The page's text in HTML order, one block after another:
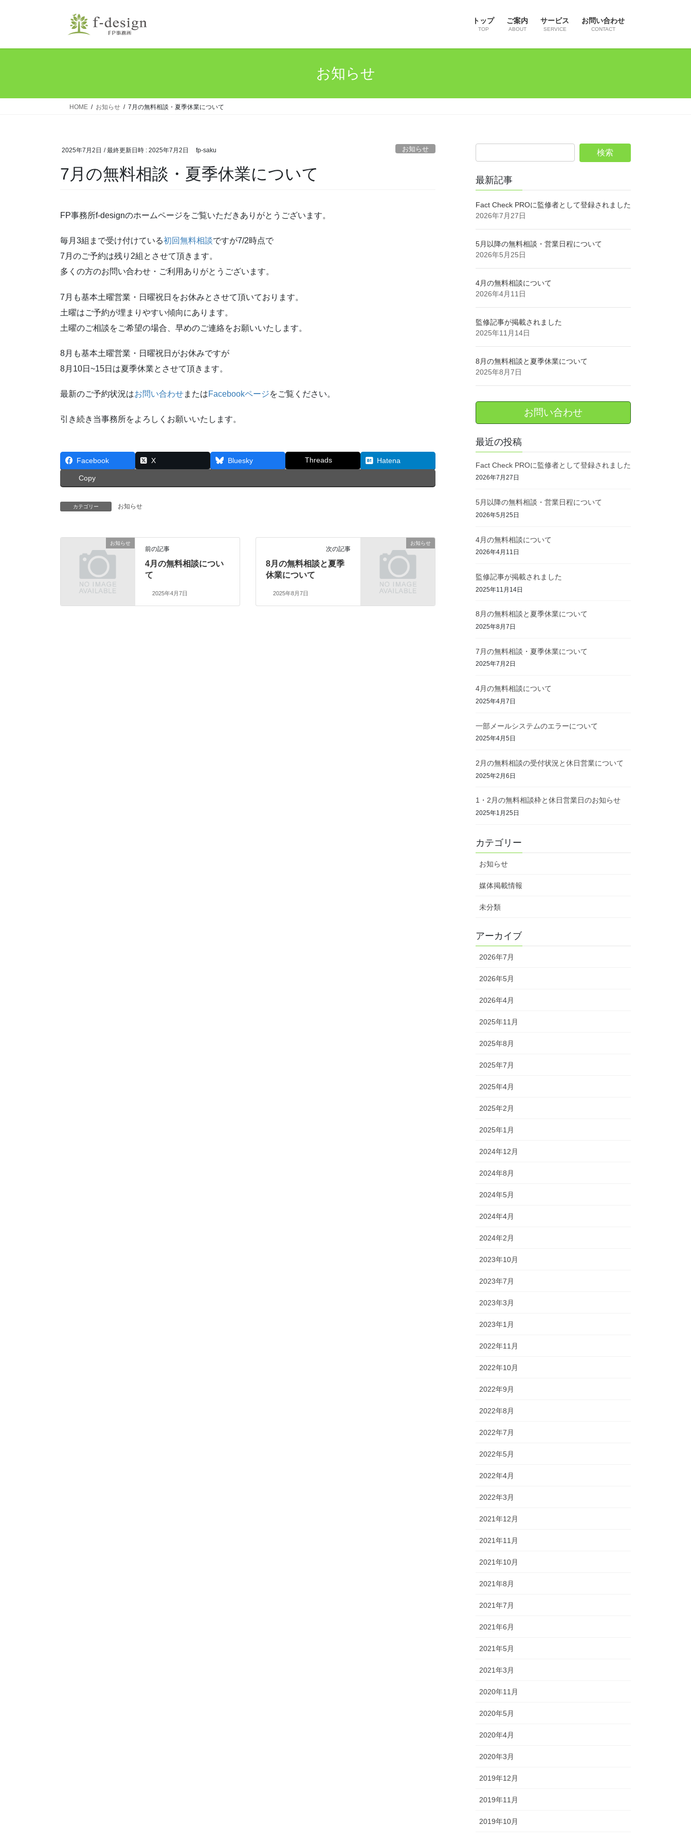
トップ
TOP
ご案内
ABOUT
サービス
SERVICE
お問い合わせ
CONTACT
お知らせ
HOME お知らせ 7月の無料相談・夏季休業について
2025年7月2日 / 最終更新日時 : 2025年7月2日 fp-saku お知らせ
7月の無料相談・夏季休業について
FP事務所f-designのホームページをご覧いただきありがとうございます。
毎月3組まで受け付けている初回無料相談ですが7/2時点で
7月のご予約は残り2組とさせて頂きます。
多くの方のお問い合わせ・ご利用ありがとうございます。
7月も基本土曜営業・日曜祝日をお休みとさせて頂いております。
土曜はご予約が埋まりやすい傾向にあります。
土曜のご相談をご希望の場合、早めのご連絡をお願いいたします。
8月も基本土曜営業・日曜祝日がお休みですが
8月10日~15日は夏季休業とさせて頂きます。
最新のご予約状況はお問い合わせまたはFacebookページをご覧ください。
引き続き当事務所をよろしくお願いいたします。
Facebook X Bluesky Threads Hatena
Copy
カテゴリー お知らせ
お知らせ
前の記事
4月の無料相談につい
て
2025年4月7日
お知らせ
次の記事
8月の無料相談と夏季
休業について
2025年8月7日
最新記事
Fact Check PROに監修者として登録されました
2026年7月27日
5月以降の無料相談・営業日程について
2026年5月25日
4月の無料相談について
2026年4月11日
監修記事が掲載されました
2025年11月14日
8月の無料相談と夏季休業について
2025年8月7日
お問い合わせ
最近の投稿
Fact Check PROに監修者として登録されました
2026年7月27日
5月以降の無料相談・営業日程について
2026年5月25日
4月の無料相談について
2026年4月11日
監修記事が掲載されました
2025年11月14日
8月の無料相談と夏季休業について
2025年8月7日
7月の無料相談・夏季休業について
2025年7月2日
4月の無料相談について
2025年4月7日
一部メールシステムのエラーについて
2025年4月5日
2月の無料相談の受付状況と休日営業について
2025年2月6日
1・2月の無料相談枠と休日営業日のお知らせ
2025年1月25日
カテゴリー
お知らせ
媒体掲載情報
未分類
アーカイブ
2026年7月
2026年5月
2026年4月
2025年11月
2025年8月
2025年7月
2025年4月
2025年2月
2025年1月
2024年12月
2024年8月
2024年5月
2024年4月
2024年2月
2023年10月
2023年7月
2023年3月
2023年1月
2022年11月
2022年10月
2022年9月
2022年8月
2022年7月
2022年5月
2022年4月
2022年3月
2021年12月
2021年11月
2021年10月
2021年8月
2021年7月
2021年6月
2021年5月
2021年3月
2020年11月
2020年5月
2020年4月
2020年3月
2019年12月
2019年11月
2019年10月